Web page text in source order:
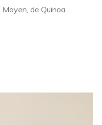
de Quinoa …